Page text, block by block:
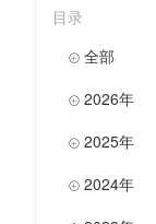
目录
 全部
 2026年
 2025年
 2024年